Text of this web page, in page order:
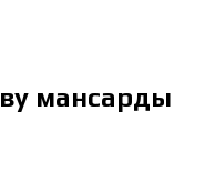
мансарды